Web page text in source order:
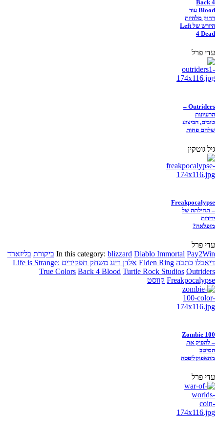
Back 4
Blood עוד
רחוק מלהיות
היורש של Left
4 Dead
עדי פרל
Outriders –
הרעיונות
טובים, הביצוע
שלהם פחות
גיל גוטקין
Freakpocalypse
– תחילתה של
ידידות
מופלאה?
עדי פרל
In this category: blizzard Diablo Immortal Pay2Win ביקורת בליזארד
דיאבלו כתבה Elden Ring אלדן רינג משחק תפקידים Life is Strange:
True Colors Back 4 Blood Turtle Rock Studios Outriders
Freakpocalypse קווסט
Zombie 100
– להפיק את
המיטב
מהאפוקליפסה
עדי פרל